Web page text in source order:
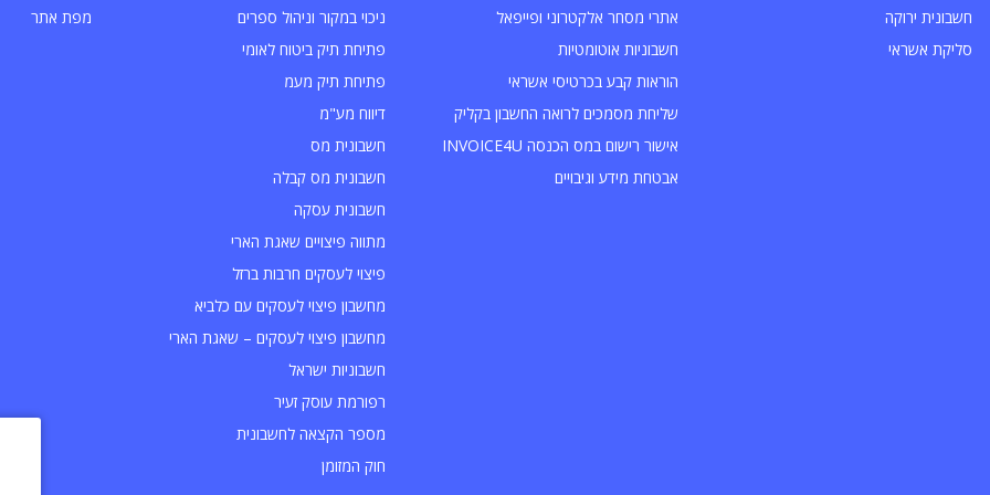
חשבונית ירוקה
סליקת אשראי
אתרי מסחר אלקטרוני ופייפאל
חשבוניות אוטומטיות
הוראות קבע בכרטיסי אשראי
שליחת מסמכים לרואה החשבון בקליק
אישור רישום במס הכנסה INVOICE4U
אבטחת מידע וגיבויים
ניכוי במקור וניהול ספרים
פתיחת תיק ביטוח לאומי
פתיחת תיק מעמ
דיווח מע"מ
חשבונית מס
חשבונית מס קבלה
חשבונית עסקה
מתווה פיצויים שאגת הארי
פיצוי לעסקים חרבות ברזל
מחשבון פיצוי לעסקים עם כלביא
מחשבון פיצוי לעסקים – שאגת הארי
חשבוניות ישראל
רפורמת עוסק זעיר
מספר הקצאה לחשבונית
חוק המזומן
מפת אתר